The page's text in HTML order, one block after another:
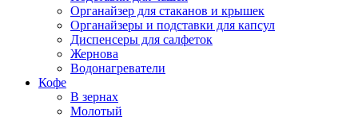
Органайзер для стаканов и крышек
Органайзеры и подставки для капсул
Диспенсеры для салфеток
Жернова
Водонагреватели
Кофе
В зернах
Молотый